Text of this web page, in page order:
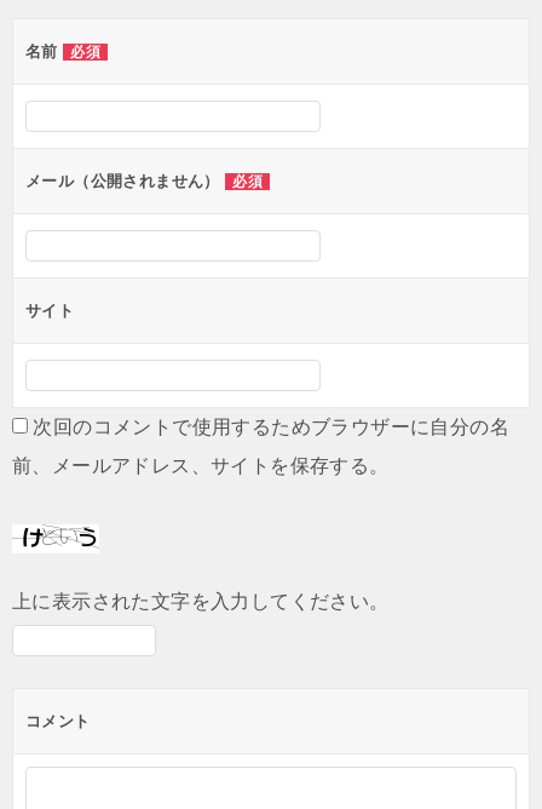
ー
シ
ン
名前 必須
メール（公開されません） 必須
サイト
次回のコメントで使用するためブラウザーに自分の名
前、メールアドレス、サイトを保存する。
上に表示された文字を入力してください。
コメント